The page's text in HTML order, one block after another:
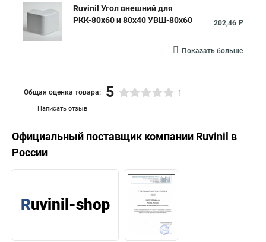
Ruvinil Угол внешний для
РКК-80х60 и 80х40 УВШ-80х60
202,46 ₽
Показать больше
Написать отзыв
Общая оценка товара: 5 1
Официальный поставщик компании Ruvinil в
России